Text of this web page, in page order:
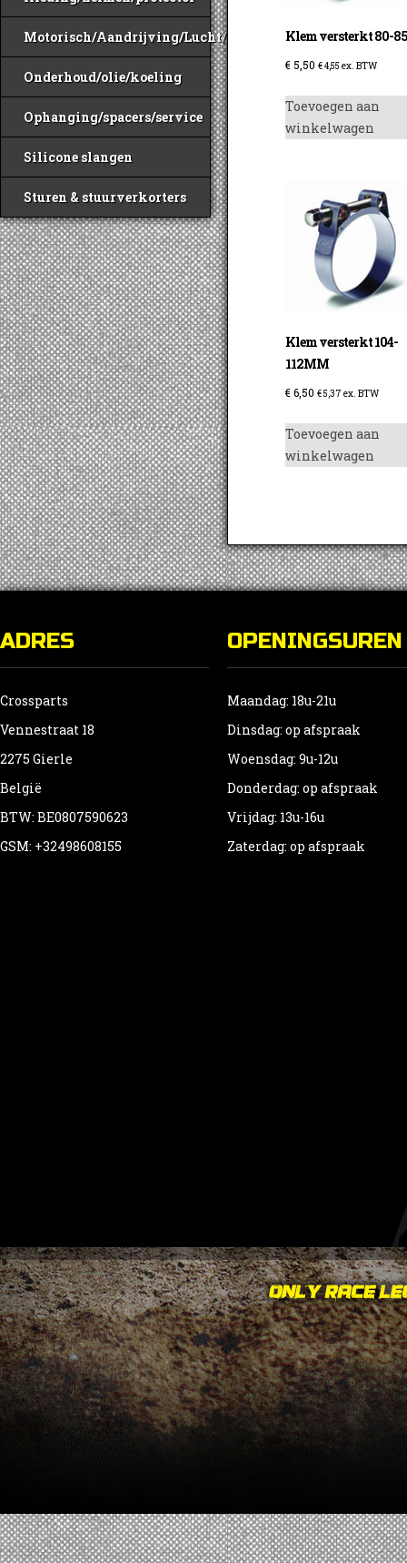
Motorisch/Aandrijving/Lucht/Benzine
Onderhoud/olie/koeling
Ophanging/spacers/service
Silicone slangen
Sturen & stuurverkorters
Klem versterkt 80-
€ 5,50 €4,55 ex. BTW
Toevoegen aan
winkelwagen
Klem versterkt 104-
112MM
€6,50 €5,37 ex. BTW
Toevoegen aan
winkelwagen
ADRES
Crossparts
Vennestraat 18
2275 Gierle
België
BTW: BE0807590623
GSM: +32498608155
OPENINGSUREN
Maandag: 18u-21u
Dinsdag: op afspraak
Woensdag: 9u-12u
Donderdag: op afspraak
Vrijdag: 13u-16u
Zaterdag: op afspraak